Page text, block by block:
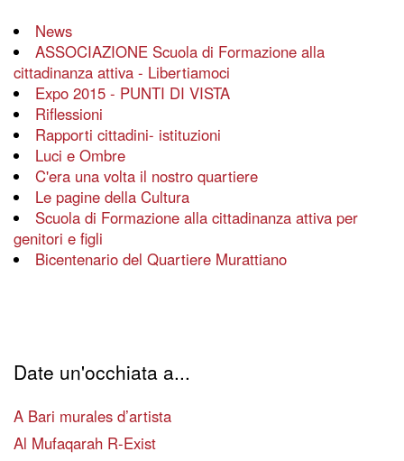
News
ASSOCIAZIONE Scuola di Formazione alla
cittadinanza attiva - Libertiamoci
Expo 2015 - PUNTI DI VISTA
Riflessioni
Rapporti cittadini- istituzioni
Luci e Ombre
C'era una volta il nostro quartiere
Le pagine della Cultura
Scuola di Formazione alla cittadinanza attiva per
genitori e figli
Bicentenario del Quartiere Murattiano
Date un'occhiata a...
A Bari murales d’artista
Al Mufaqarah R-Exist